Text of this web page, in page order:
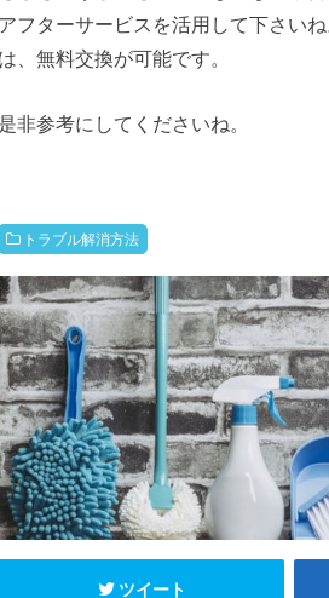
アフターサービスを活用して下さい
は、無料交換が可能です。
是非参考にしてくださいね。
トラブル解消方法
ツイート